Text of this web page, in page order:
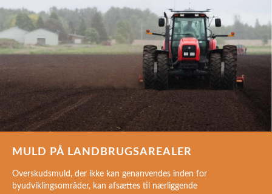
MULD PÅ LANDBRUGSAREALER
Overskudsmuld, der ikke kan genanvendes inden for
byudviklingsområder, kan afsættes til nærliggende